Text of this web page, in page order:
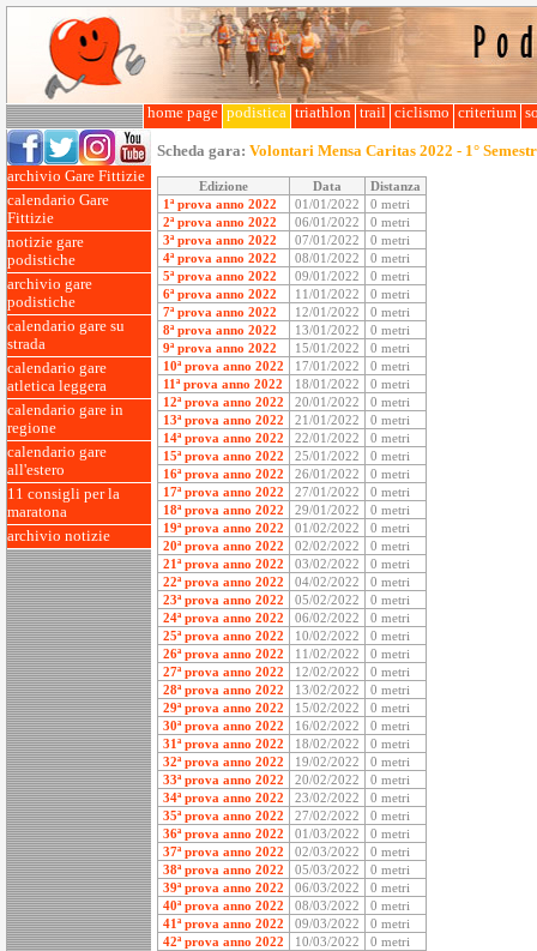
home page podistica triathlon trail ciclismo criterium
archivio Gare Fittizie
calendario Gare
Fittizie
notizie gare
podistiche
archivio gare
podistiche
calendario gare su
strada
calendario gare
atletica leggera
calendario gare in
regione
calendario gare
all'estero
11 consigli per la
maratona
archivio notizie
Scheda gara: Volontari Mensa Caritas 2022 - 1°
Edizione Data
Distanza
1ª prova anno 2022
01/01/2022
0 metri
2ª prova anno 2022
06/01/2022
0 metri
3ª prova anno 2022
07/01/2022
0 metri
4ª prova anno 2022
08/01/2022
0 metri
5ª prova anno 2022
09/01/2022
0 metri
6ª prova anno 2022
11/01/2022
0 metri
7ª prova anno 2022
12/01/2022
0 metri
8ª prova anno 2022
13/01/2022
0 metri
9ª prova anno 2022
15/01/2022
0 metri
10ª prova anno 2022
17/01/2022
0 metri
11ª prova anno 2022
18/01/2022
0 metri
12ª prova anno 2022
20/01/2022
0 metri
13ª prova anno 2022
21/01/2022
0 metri
14ª prova anno 2022
22/01/2022
0 metri
15ª prova anno 2022
25/01/2022
0 metri
16ª prova anno 2022
26/01/2022
0 metri
17ª prova anno 2022
27/01/2022
0 metri
18ª prova anno 2022
29/01/2022
0 metri
19ª prova anno 2022
01/02/2022
0 metri
20ª prova anno 2022
02/02/2022
0 metri
21ª prova anno 2022
03/02/2022
0 metri
22ª prova anno 2022
04/02/2022
0 metri
23ª prova anno 2022
05/02/2022
0 metri
24ª prova anno 2022
06/02/2022
0 metri
25ª prova anno 2022
10/02/2022
0 metri
26ª prova anno 2022
11/02/2022
0 metri
27ª prova anno 2022
12/02/2022
0 metri
28ª prova anno 2022
13/02/2022
0 metri
29ª prova anno 2022
15/02/2022
0 metri
30ª prova anno 2022
16/02/2022
0 metri
31ª prova anno 2022
18/02/2022
0 metri
32ª prova anno 2022
19/02/2022
0 metri
33ª prova anno 2022
20/02/2022
0 metri
34ª prova anno 2022
23/02/2022
0 metri
35ª prova anno 2022
27/02/2022
0 metri
36ª prova anno 2022
01/03/2022
0 metri
37ª prova anno 2022
02/03/2022
0 metri
38ª prova anno 2022
05/03/2022
0 metri
39ª prova anno 2022
06/03/2022
0 metri
40ª prova anno 2022
08/03/2022
0 metri
41ª prova anno 2022
09/03/2022
0 metri
42ª prova anno 2022
10/03/2022
0 metri